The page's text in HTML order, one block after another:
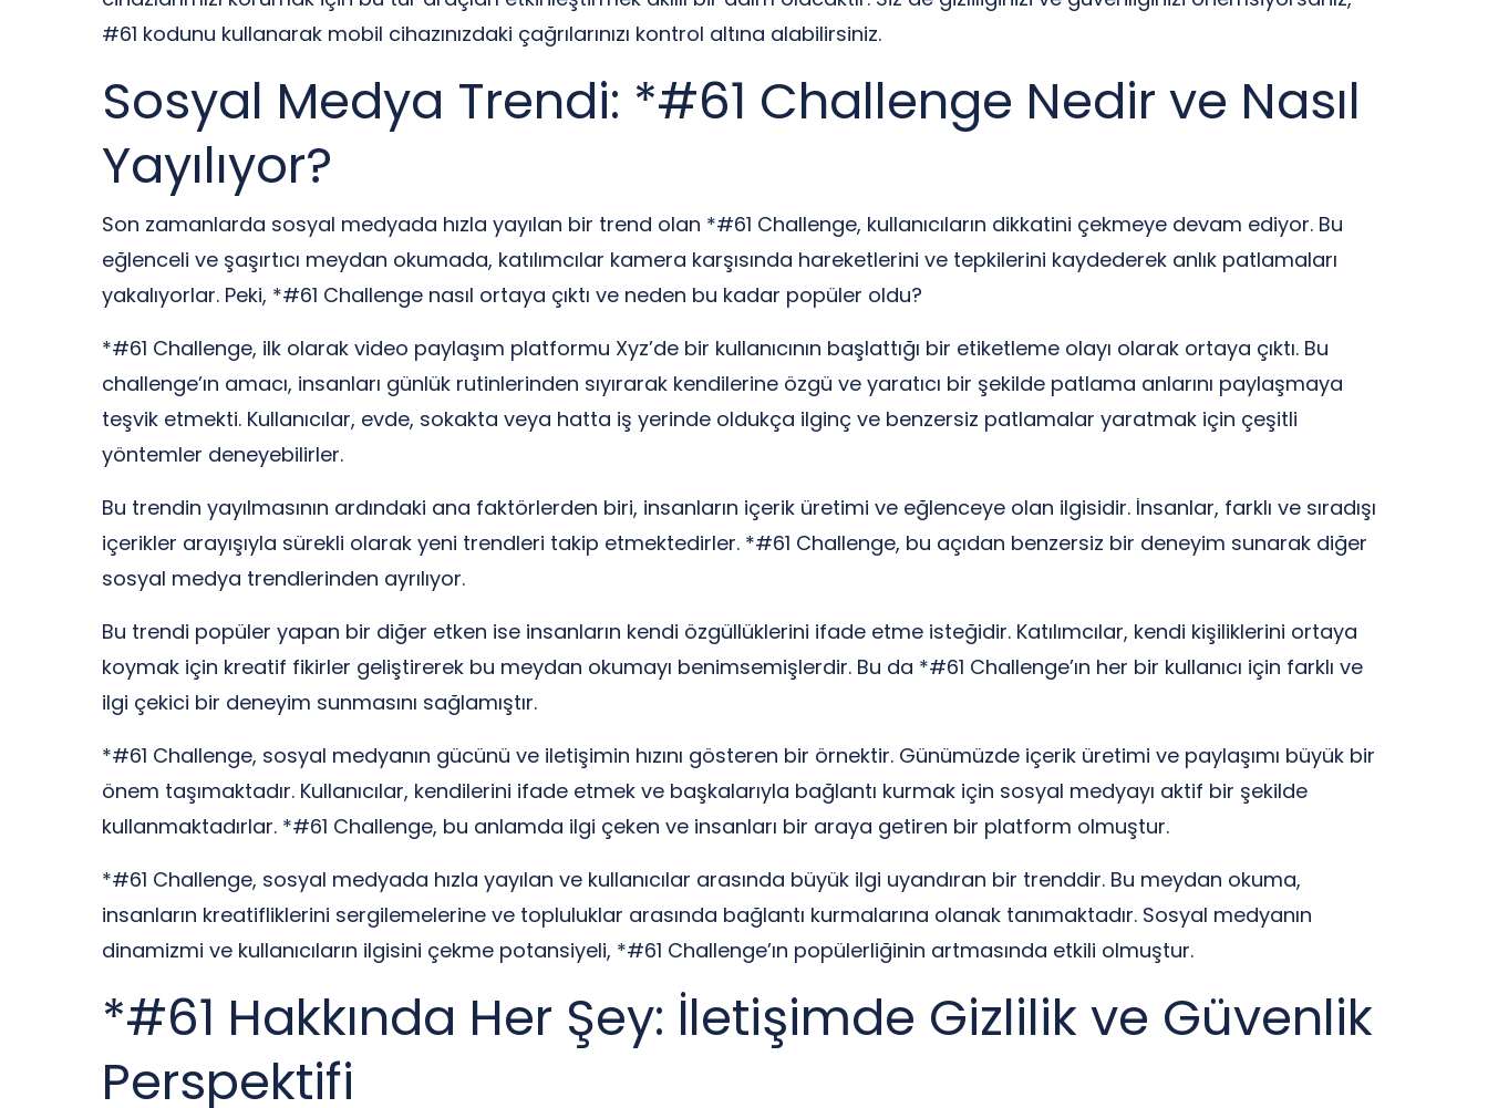
#61 kodunu kullanarak mobil cihazınızdaki çağrılarınızı kontrol altına alabilirsiniz.
Sosyal Medya Trendi: *#61 Challenge Nedir ve Nasıl
Yayılıyor?
Son zamanlarda sosyal medyada hızla yayılan bir trend olan *#61 Challenge, kullanıcıların dikkatini çekmeye devam ediyor. Bu
eğlenceli ve şaşırtıcı meydan okumada, katılımcılar kamera karşısında hareketlerini ve tepkilerini kaydederek anlık patlamaları
yakalıyorlar. Peki, *#61 Challenge nasıl ortaya çıktı ve neden bu kadar popüler oldu?
*#61 Challenge, ilk olarak video paylaşım platformu Xyz’de bir kullanıcının başlattığı bir etiketleme olayı olarak ortaya çıktı. Bu
challenge’ın amacı, insanları günlük rutinlerinden sıyırarak kendilerine özgü ve yaratıcı bir şekilde patlama anlarını paylaşmaya
teşvik etmekti. Kullanıcılar, evde, sokakta veya hatta iş yerinde oldukça ilginç ve benzersiz patlamalar yaratmak için çeşitli
yöntemler deneyebilirler.
Bu trendin yayılmasının ardındaki ana faktörlerden biri, insanların içerik üretimi ve eğlenceye olan ilgisidir. İnsanlar, farklı ve sıradışı
içerikler arayışıyla sürekli olarak yeni trendleri takip etmektedirler. *#61 Challenge, bu açıdan benzersiz bir deneyim sunarak diğer
sosyal medya trendlerinden ayrılıyor.
Bu trendi popüler yapan bir diğer etken ise insanların kendi özgüllüklerini ifade etme isteğidir. Katılımcılar, kendi kişiliklerini ortaya
koymak için kreatif fikirler geliştirerek bu meydan okumayı benimsemişlerdir. Bu da *#61 Challenge’ın her bir kullanıcı için farklı ve
ilgi çekici bir deneyim sunmasını sağlamıştır.
*#61 Challenge, sosyal medyanın gücünü ve iletişimin hızını gösteren bir örnektir. Günümüzde içerik üretimi ve paylaşımı büyük bir
önem taşımaktadır. Kullanıcılar, kendilerini ifade etmek ve başkalarıyla bağlantı kurmak için sosyal medyayı aktif bir şekilde
kullanmaktadırlar. *#61 Challenge, bu anlamda ilgi çeken ve insanları bir araya getiren bir platform olmuştur.
*#61 Challenge, sosyal medyada hızla yayılan ve kullanıcılar arasında büyük ilgi uyandıran bir trenddir. Bu meydan okuma,
insanların kreatifliklerini sergilemelerine ve topluluklar arasında bağlantı kurmalarına olanak tanımaktadır. Sosyal medyanın
dinamizmi ve kullanıcıların ilgisini çekme potansiyeli, *#61 Challenge’ın popülerliğinin artmasında etkili olmuştur.
*#61 Hakkında Her Şey: İletişimde Gizlilik ve Güvenlik
Perspektifi